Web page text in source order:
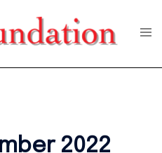
2022